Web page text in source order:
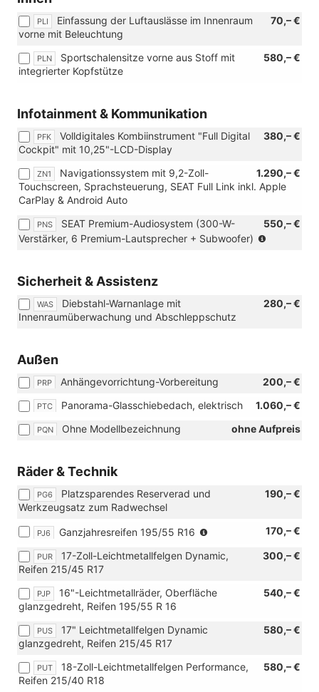
PLI 70,– €
Einfassung der Luftauslässe im Innenraum
vorne mit Beleuchtung
PLN 580,– €
Sportschalensitze vorne aus Stoff mit
integrierter Kopfstütze
Infotainment & Kommunikation
PFK 380,– €
Volldigitales Kombiinstrument "Full Digital
Cockpit" mit 10,25"-LCD-Display
ZN1 1.290,– €
Navigationssystem mit 9,2-Zoll-
Touchscreen, Sprachsteuerung, SEAT Full Link inkl. Apple
CarPlay & Android Auto
PNS 550,– €
SEAT Premium-Audiosystem (300-W-
Verstärker, 6 Premium-Lautsprecher + Subwoofer)
SEAT
Full
Link
und
Sicherheit & Assistenz
WAS 280,– €
Diebstahl-Warnanlage mit
Innenraumüberwachung und Abschleppschutz
Außen
PRP 200,– €
Anhängevorrichtung-Vorbereitung
PTC 1.060,– €
Panorama-Glasschiebedach, elektrisch
PQN ohne Aufpreis
Ohne Modellbezeichnung
Räder & Technik
PG6 190,– €
Platzsparendes Reserverad und
Werkzeugsatz zum Radwechsel
PJ6 170,– €
Ganzjahresreifen 195/55 R16
Verbindung
17-
Leichtmetallfelgen
17"
PUR 300,– €
17-Zoll-Leichtmetallfelgen Dynamic,
Reifen 215/45 R17
PJP 540,– €
16"-Leichtmetallräder, Oberfläche
glanzgedreht, Reifen 195/55 R 16
PUS 580,– €
17" Leichtmetallfelgen Dynamic
glanzgedreht, Reifen 215/45 R17
PUT 580,– €
18-Zoll-Leichtmetallfelgen Performance,
Reifen 215/40 R18